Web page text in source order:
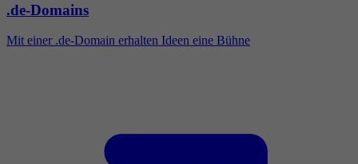
.de-Domains
Mit einer .de-Domain erhalten Ideen eine Bühne